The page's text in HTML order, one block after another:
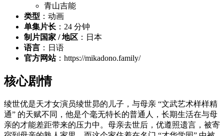
青山吉能
类型 ：动画
单集片长 ：24 分钟
制片国家 / 地区 ：日本
语言 ：日语
官方网站：https://mikadono.family/
核心剧情
绫世优是天才女演员绫世昴的儿子，与母亲 “文武艺术样样精
通” 的天赋不同，他是个毫无特长的普通人，长期生活在与母
亲的才能差距带来的压力中。母亲去世后，优遵照遗言，被寄